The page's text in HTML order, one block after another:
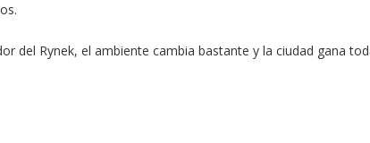
del Rynek, el ambiente cambia bastante y la ciudad gana